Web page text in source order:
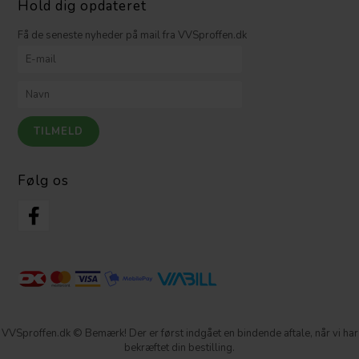
Hold dig opdateret
Få de seneste nyheder på mail fra VVSproffen.dk
Følg os
VVSproffen.dk © Bemærk! Der er først indgået en bindende aftale, når vi har
bekræftet din bestilling.